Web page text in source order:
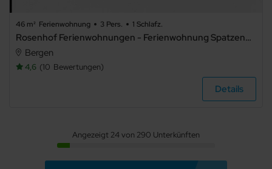
46 m² Ferienwohnung 3 Pers. 1 Schlafz.
Rosenhof Ferienwohnungen - Ferienwohnung Spatzennest
Bergen
4,6 10 Bewertungen
Details
Angezeigt 24 von 290 Unterkünften